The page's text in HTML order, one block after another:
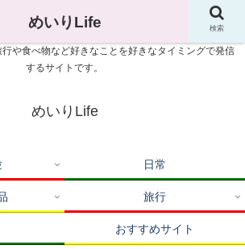
や食べ物など好きなことを好きなタイミングで発信
するサイトです。
めいりLife
日常
旅行
おすすめサイト
めいりLife 検索